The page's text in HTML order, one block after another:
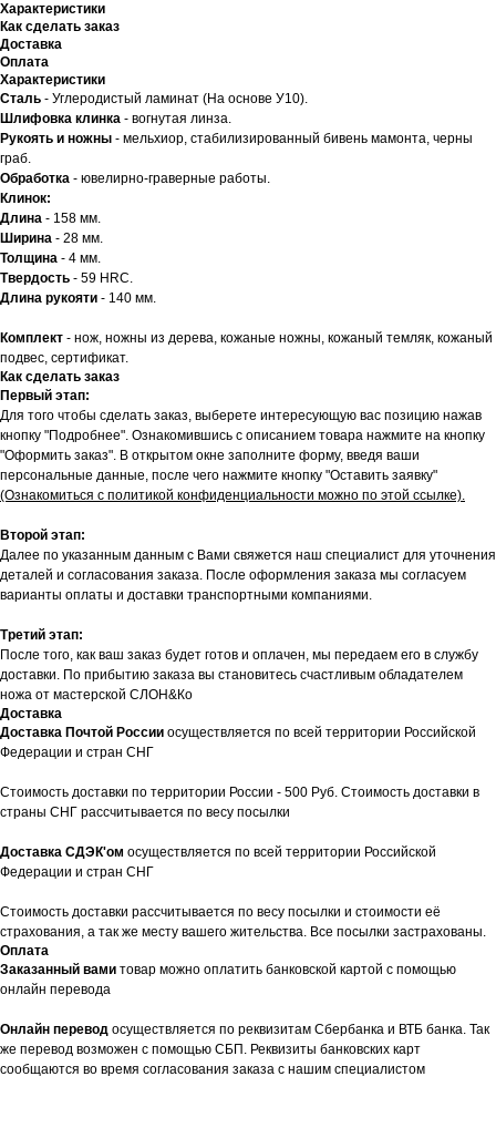
Характеристики
Как сделать заказ
Доставка
Оплата
Характеристики
Сталь - Углеродистый ламинат (На основе У10).
Шлифовка клинка - вогнутая линза.
Рукоять и ножны - мельхиор, стабилизированный бивень мамонта, черны
граб.
Обработка - ювелирно-граверные работы.
Клинок:
Длина - 158 мм.
Ширина - 28 мм.
Толщина - 4 мм.
Твердость - 59 HRC.
Длина рукояти - 140 мм.
Комплект - нож, ножны из дерева, кожаные ножны, кожаный темляк, кожаный
подвес, сертификат.
Как сделать заказ
Первый этап:
Для того чтобы сделать заказ, выберете интересующую вас позицию нажав
кнопку "Подробнее". Ознакомившись с описанием товара нажмите на кнопку
"Оформить заказ". В открытом окне заполните форму, введя ваши
персональные данные, после чего нажмите кнопку "Оставить заявку"
(Ознакомиться с политикой конфиденциальности можно по этой ссылке).
Второй этап:
Далее по указанным данным с Вами свяжется наш специалист для уточнения
деталей и согласования заказа. После оформления заказа мы согласуем
варианты оплаты и доставки транспортными компаниями.
Третий этап:
После того, как ваш заказ будет готов и оплачен, мы передаем его в службу
доставки. По прибытию заказа вы становитесь счастливым обладателем
ножа от мастерской СЛОН&Ко
Доставка
Доставка Почтой России осуществляется по всей территории Российской
Федерации и стран СНГ
Стоимость доставки по территории России - 500 Руб. Стоимость доставки в
страны СНГ рассчитывается по весу посылки
Доставка СДЭК'ом осуществляется по всей территории Российской
Федерации и стран СНГ
Стоимость доставки рассчитывается по весу посылки и стоимости её
страхования, а так же месту вашего жительства. Все посылки застрахованы.
Оплата
Заказанный вами товар можно оплатить банковской картой с помощью
онлайн перевода
Онлайн перевод осуществляется по реквизитам Сбербанка и ВТБ банка. Так
же перевод возможен с помощью СБП. Реквизиты банковских карт
сообщаются во время согласования заказа с нашим специалистом